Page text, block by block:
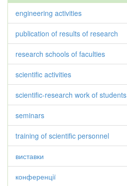
engineering activities
publication of results of research
research schools of faculties
scientific activities
scientific-research work of students
seminars
training of scientific personnel
виставки
конференції